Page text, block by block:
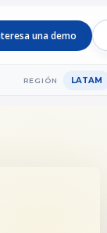
una demo
REGIÓN LATAM